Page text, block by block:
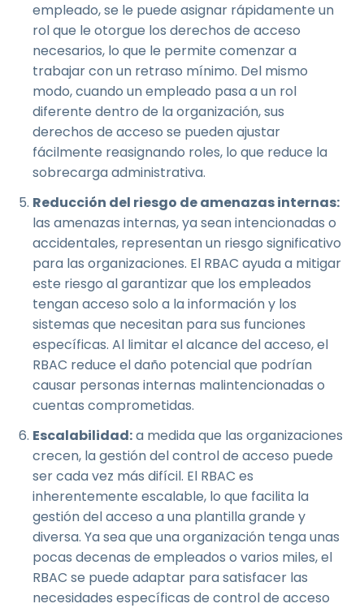
empleado, se le puede asignar rápidamente un
rol que le otorgue los derechos de acceso
necesarios, lo que le permite comenzar a
trabajar con un retraso mínimo. Del mismo
modo, cuando un empleado pasa a un rol
diferente dentro de la organización, sus
derechos de acceso se pueden ajustar
fácilmente reasignando roles, lo que reduce la
sobrecarga administrativa.
Reducción del riesgo de amenazas internas:
las amenazas internas, ya sean intencionadas o
accidentales, representan un riesgo significativo
para las organizaciones. El RBAC ayuda a mitigar
este riesgo al garantizar que los empleados
tengan acceso solo a la información y los
sistemas que necesitan para sus funciones
específicas. Al limitar el alcance del acceso, el
RBAC reduce el daño potencial que podrían
causar personas internas malintencionadas o
cuentas comprometidas.
Escalabilidad:a medida que las organizaciones
crecen, la gestión del control de acceso puede
ser cada vez más difícil. El RBAC es
inherentemente escalable, lo que facilita la
gestión del acceso a una plantilla grande y
diversa. Ya sea que una organización tenga unas
pocas decenas de empleados o varios miles, el
RBAC se puede adaptar para satisfacer las
necesidades específicas de control de acceso